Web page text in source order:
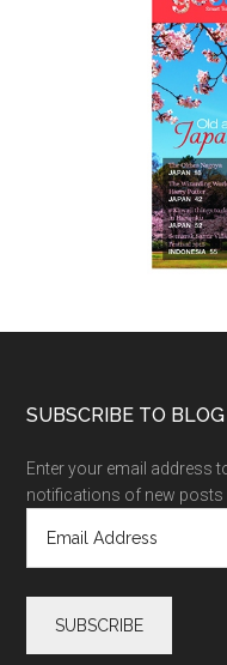
SUBSCRIBE TO
Enter your email address
notifications of new posts
a
i
A